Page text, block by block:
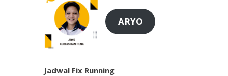
ARYO
Jadwal Fix Running